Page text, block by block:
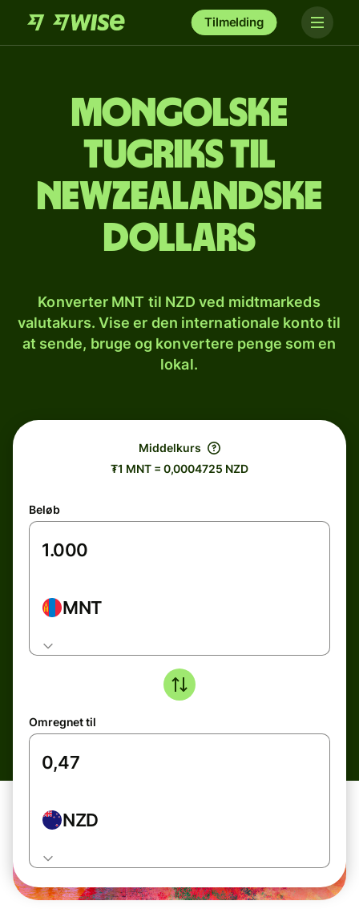
Tilmelding
Mongolske
tugriks til
newzealandske
dollars
Konverter MNT til NZD ved midtmarkeds
valutakurs. Vise er den internationale konto til
at sende, bruge og konvertere penge som en
lokal.
Middelkurs
₮1 MNT = 0,0004725 NZD
Beløb
MNT
Omregnet til
NZD